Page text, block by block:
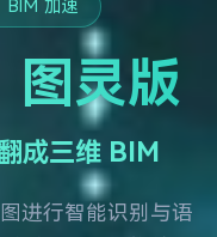
BIM 加速
图灵版
成三维 BIM
进行智能识别与语